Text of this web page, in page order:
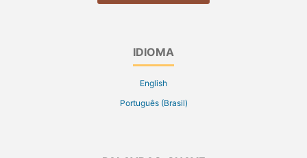
IDIOMA
English
Português (Brasil)